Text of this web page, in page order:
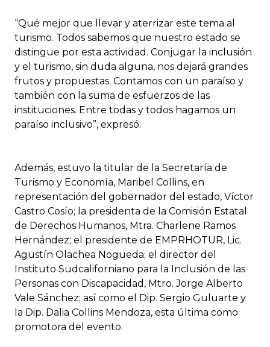
“Qué mejor que llevar y aterrizar este tema al
turismo. Todos sabemos que nuestro estado se
distingue por esta actividad. Conjugar la inclusión
y el turismo, sin duda alguna, nos dejará grandes
frutos y propuestas. Contamos con un paraíso y
también con la suma de esfuerzos de las
instituciones. Entre todas y todos hagamos un
paraíso inclusivo”, expresó.
Además, estuvo la titular de la Secretaría de
Turismo y Economía, Maribel Collins, en
representación del gobernador del estado, Víctor
Castro Cosío; la presidenta de la Comisión Estatal
de Derechos Humanos, Mtra. Charlene Ramos
Hernández; el presidente de EMPRHOTUR, Lic.
Agustín Olachea Nogueda; el director del
Instituto Sudcaliforniano para la Inclusión de las
Personas con Discapacidad, Mtro. Jorge Alberto
Vale Sánchez; así como el Dip. Sergio Guluarte y
la Dip. Dalia Collins Mendoza, esta última como
promotora del evento.